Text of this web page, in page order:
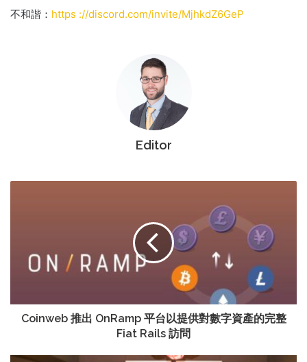
不和諧： https ://discord.com/invite/MjhkdZ6GeP
Editor
Coinweb 推出 OnRamp 平台以提供對數字資產的完整
Fiat Rails 訪問